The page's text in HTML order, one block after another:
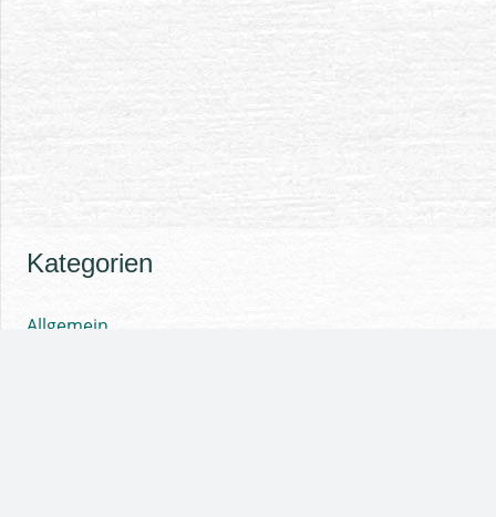
Kategorien
Allgemein